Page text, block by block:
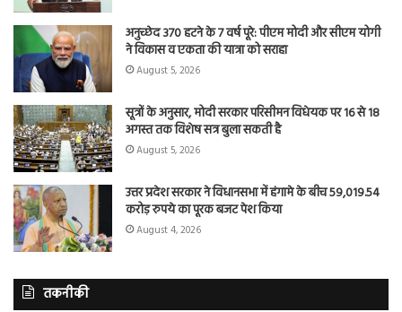
अनुच्छेद 370 हटने के 7 वर्ष पूरे: पीएम मोदी और सीएम योगी
ने विकास व एकता की यात्रा को सराहा
August 5, 2026
सूत्रों के अनुसार, मोदी सरकार परिसीमन विधेयक पर 16 से 18
अगस्त तक विशेष सत्र बुला सकती है
August 5, 2026
उत्तर प्रदेश सरकार ने विधानसभा में हंगामे के बीच 59,019.54
करोड़ रुपये का पूरक बजट पेश किया
August 4, 2026
तकनीकी